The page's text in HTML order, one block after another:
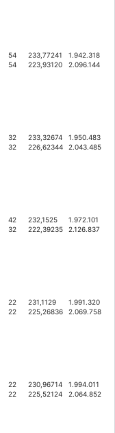
54
54
233,77241
223,93120
1.942.318
2.096.144
32
32
233,32674
226,62344
1.950.483
2.043.485
42
32
232,1525
222,39235
1.972.101
2.126.837
22
22
231,1129
225,26836
1.991.320
2.069.758
22
22
230,96714
225,52124
1.994.011
2.064.852